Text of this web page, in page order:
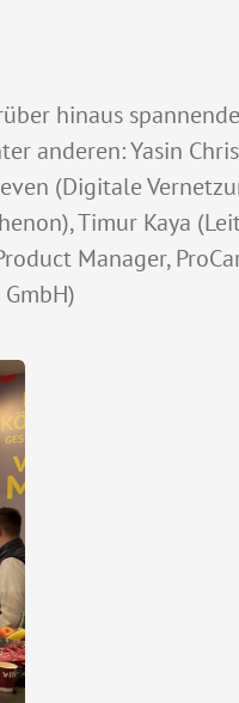
hinaus
anderen: Yasin
(Digitale
Timur Kaya
Manager,